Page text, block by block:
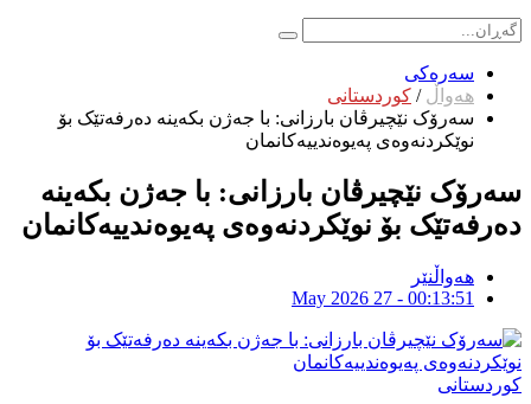
سەرەکی
هەواڵ / کوردستانی
سەرۆک نێچیرڤان بارزانی: با جەژن بکەینە دەرفەتێک بۆ
نوێکردنەوەی پەیوەندییەکانمان
سەرۆک نێچیرڤان بارزانی: با جەژن بکەینە
دەرفەتێک بۆ نوێکردنەوەی پەیوەندییەکانمان
هەواڵنێر
May 2026 27 - 00:13:51
کوردستانی